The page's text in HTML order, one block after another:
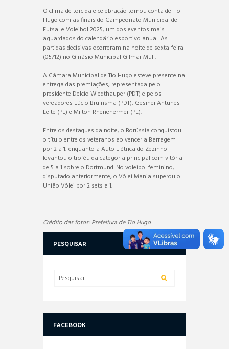
O clima de torcida e celebração tomou conta de Tio
Hugo com as finais do Campeonato Municipal de
Futsal e Voleibol 2025, um dos eventos mais
aguardados do calendário esportivo anual. As
partidas decisivas ocorreram na noite de sexta-feira
(05/12) no Ginásio Municipal Gilmar Mull.
A Câmara Municipal de Tio Hugo esteve presente na
entrega das premiações, representada pelo
presidente Delcio Wiedthauper (PDT) e pelos
vereadores Lúcio Bruinsma (PDT), Gesinei Antunes
Leite (PL) e Milton Rhenehermer (PL).
Entre os destaques da noite, o Borússia conquistou
o título entre os veteranos ao vencer a Barragem
por 2 a 1, enquanto a Auto Elétrica do Zezinho
levantou o troféu da categoria principal com vitória
de 5 a 1 sobre o Dortmund. No voleibol feminino,
disputado anteriormente, o Vôlei Mania superou o
União Vôlei por 2 sets a 1.
Crédito das fotos: Prefeitura de Tio Hugo
PESQUISAR
FACEBOOK